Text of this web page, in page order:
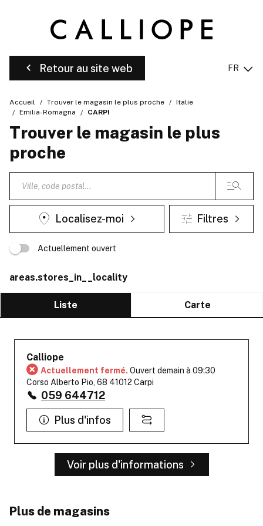
Retour au site web FR
Accueil Trouver le magasin le plus proche
Italie
Emilia-Romagna
CARPI
Trouver le magasin le plus
proche
Localisez-moi Filtres
Actuellement ouvert
areas.stores_in__locality
Liste Carte
Calliope
Actuellement fermé. Ouvert demain à 09:30
Corso Alberto Pio, 68 41012 Carpi
059 644712
Plus d'infos
Voir plus d'informations
Plus de magasins